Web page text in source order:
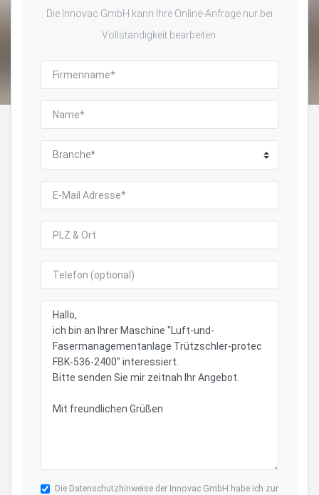
Die Innovac GmbH kann Ihre Online-Anfrage nur bei
Vollständigkeit bearbeiten.
Die Datenschutzhinweise der Innovac GmbH habe ich zur